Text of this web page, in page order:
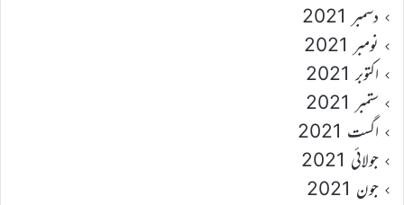
دسمبر 2021
نومبر 2021
اکتوبر 2021
ستمبر 2021
اگست 2021
جولائی 2021
جون 2021